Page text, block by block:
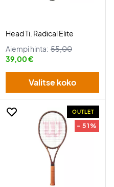
Head Ti. Radical Elite
Aiempi hinta: 55,00
39,00 €
Valitse koko
OUTLET
- 51%